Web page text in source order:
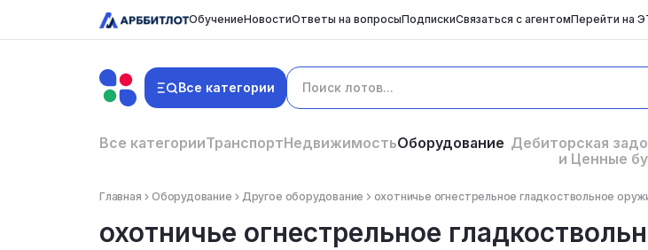
ОбучениеНовостиОтветы на вопросыПодпискиСвязаться с агентомПерейти на
Все категории
Все категорииТранспортНедвижимостьОборудование Дебиторская
и Ценные
Главная Оборудование Другое оборудование охотничье огнестрельное гладкоствольное
охотничье огнестрельное